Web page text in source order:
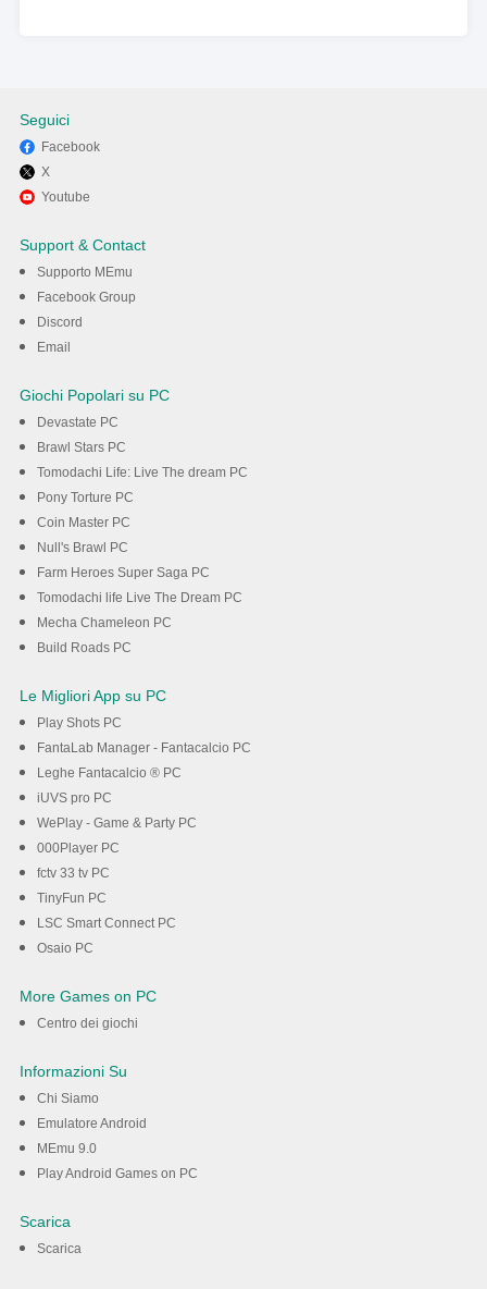
Seguici
Facebook
X
Youtube
Support & Contact
Supporto MEmu
Facebook Group
Discord
Email
Giochi Popolari su PC
Devastate PC
Brawl Stars PC
Tomodachi Life: Live The dream PC
Pony Torture PC
Coin Master PC
Null's Brawl PC
Farm Heroes Super Saga PC
Tomodachi life Live The Dream PC
Mecha Chameleon PC
Build Roads PC
Le Migliori App su PC
Play Shots PC
FantaLab Manager - Fantacalcio PC
Leghe Fantacalcio ® PC
iUVS pro PC
WePlay - Game & Party PC
000Player PC
fctv 33 tv PC
TinyFun PC
LSC Smart Connect PC
Osaio PC
More Games on PC
Centro dei giochi
Informazioni Su
Chi Siamo
Emulatore Android
MEmu 9.0
Play Android Games on PC
Scarica
Scarica